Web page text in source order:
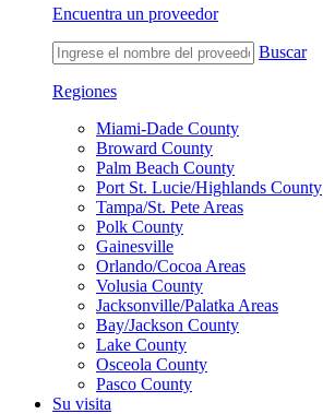
Encuentra un proveedor
Buscar
Regiones
Miami-Dade County
Broward County
Palm Beach County
Port St. Lucie/Highlands County
Tampa/St. Pete Areas
Polk County
Gainesville
Orlando/Cocoa Areas
Volusia County
Jacksonville/Palatka Areas
Bay/Jackson County
Lake County
Osceola County
Pasco County
Su visita